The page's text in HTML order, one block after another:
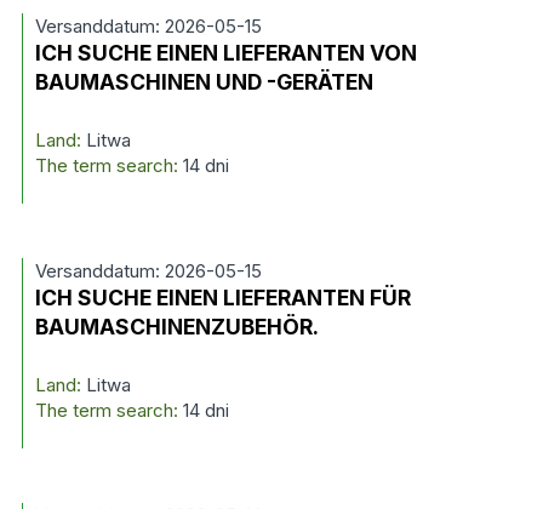
Versanddatum: 2026-05-15
ICH SUCHE EINEN LIEFERANTEN VON
BAUMASCHINEN UND -GERÄTEN
Land: Litwa
The term search: 14 dni
Versanddatum: 2026-05-15
ICH SUCHE EINEN LIEFERANTEN FÜR
BAUMASCHINENZUBEHÖR.
Land: Litwa
The term search: 14 dni